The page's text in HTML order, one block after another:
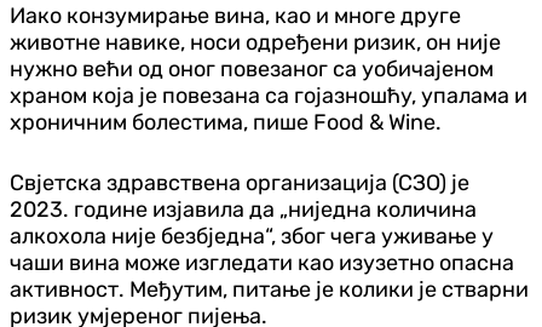
Иако конзумирање вина, као и многе друге
животне навике, носи одређени ризик, он није
нужно већи од оног повезаног са уобичајеном
храном која је повезана са гојазношћу, упалама и
хроничним болестима, пише Food & Wine.
Свјетска здравствена организација (СЗО) је
2023. године изјавила да „ниједна количина
алкохола није безбједна“, због чега уживање у
чаши вина може изгледати као изузетно опасна
активност. Међутим, питање је колики је стварни
ризик умјереног пијења.